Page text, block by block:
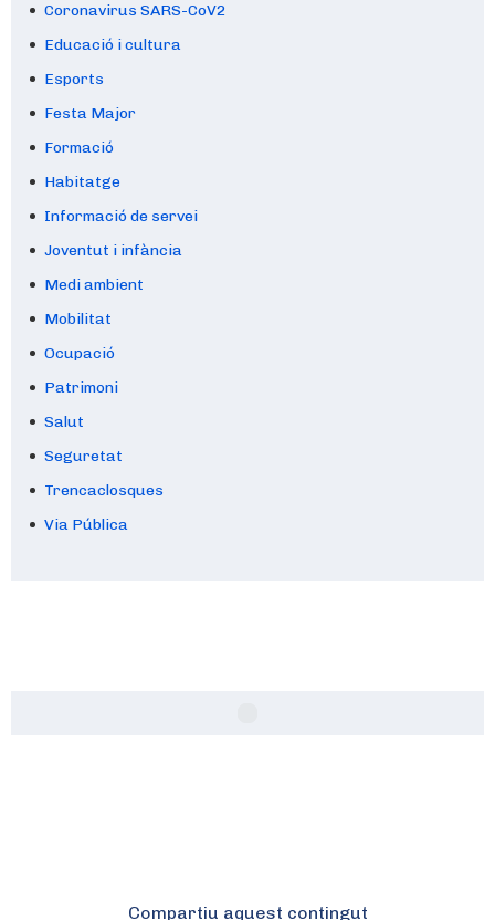
Coronavirus SARS-CoV2
Educació i cultura
Esports
Festa Major
Formació
Habitatge
Informació de servei
Joventut i infància
Medi ambient
Mobilitat
Ocupació
Patrimoni
Salut
Seguretat
Trencaclosques
Via Pública
Compartiu aquest contingut